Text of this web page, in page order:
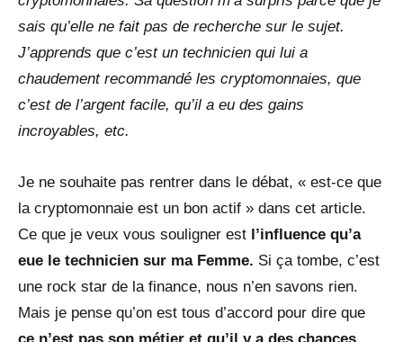
sais qu’elle ne fait pas de recherche sur le sujet.
J’apprends que c’est un technicien qui lui a
chaudement recommandé les cryptomonnaies, que
c’est de l’argent facile, qu’il a eu des gains
incroyables, etc.
Je ne souhaite pas rentrer dans le débat, « est-ce que
la cryptomonnaie est un bon actif » dans cet article.
Ce que je veux vous souligner est l’influence qu’a
eue le technicien sur ma Femme. Si ça tombe, c’est
une rock star de la finance, nous n’en savons rien.
Mais je pense qu’on est tous d’accord pour dire que